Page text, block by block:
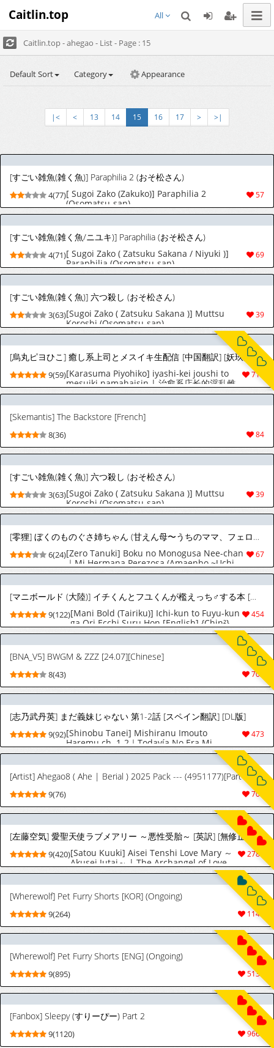
Caitlin.top All
Caitlin.top - ahegao - List - Page : 15
Default Sort Category Appearance
|< < 13 14 15 16 17 > >|
[すごい雑魚(雑く魚)] Paraphilia 2 (おそ松さん)
57
4(77)[ Sugoi Zako (Zakuko)] Paraphilia 2
(Osomatsu-san)
[すごい雑魚(雑く魚/ニユキ)] Paraphilia (おそ松さん)
69
4(71)[ Sugoi Zako ( Zatsuku Sakana / Niyuki )]
Paraphilia (Osomatsu-san)
[すごい雑魚(雑く魚)] 六つ殺し (おそ松さん)
39
3(63)[Sugoi Zako ( Zatsuku Sakana )] Muttsu
Koroshi (Osomatsu-san)
[烏丸ピヨひこ] 癒し系上司とメスイキ生配信 [中国翻訳] [妖玖汉化] [DL版]
718
9(59)[Karasuma Piyohiko] iyashi-kei joushi to
mesuiki namahaisin | 治愈系店长的淫乱雌
堕直播 [Chinese] [妖玖汉化] [Digital]
[Skemantis] The Backstore [French]
84
8(36)
[すごい雑魚(雑く魚)] 六つ殺し (おそ松さん)
39
3(63)[Sugoi Zako ( Zatsuku Sakana )] Muttsu
Koroshi (Osomatsu-san)
[零狸] ぼくのものぐさ姉ちゃん (甘えん母〜うちのママ、フェロモンがピークで繁殖期〜) [スペイン翻訳]
67
6(24)[Zero Tanuki] Boku no Monogusa Nee-chan
｜Mi Hermana Perezosa (Amaenbo ~Uchi
no Mama, Pheremone ga Peak de
Hanshokuki~) [Spanish] [El naranjas =
Mr.Naranjas]
[マニボールド (大陸)] イチくんとフユくんが檻えっち♂する本 [英訳] [無修正] [DL版]
454
9(122)[Mani Bold (Tairiku)] Ichi-kun to Fuyu-kun
ga Ori Ecchi Suru Hon [English] {Chin²}
[Decensored] [Digital]
[BNA_V5] BWGM & ZZZ [24.07][Chinese]
702
8(43)
[志乃武丹英] まだ義妹じゃない 第1-2話 [スペイン翻訳] [DL版]
473
9(92)[Shinobu Tanei] Mishiranu Imouto
Haremu ch. 1-2｜Todavía No Era Mi
Hermanastra Cap. 1-2 [Spanish]
[XistoSolo] [Digital]
[Artist] Ahegao8 ( Ahe | Berial ) 2025 Pack --- (4951177)[Part 2/2]
704
9(76)
[左藤空気] 愛聖天使ラブメアリー ～悪性受胎～ [英訳] [無修正] [カラー化] [DL版]
2786
9(420)[Satou Kuuki] Aisei Tenshi Love Mary ～
Akusei Jutai～ | The Archangel of Love,
Love Mary ~Malignant Corruption~
[English] {darknight} {Hen_Colorist}
[Decensored] [Colorized] [Digital]
[Wherewolf] Pet Furry Shorts [KOR] (Ongoing)
1145
9(264)
[Wherewolf] Pet Furry Shorts [ENG] (Ongoing)
5138
9(895)
[Fanbox] Sleepy (すりーぴー) Part 2
9661
9(1120)